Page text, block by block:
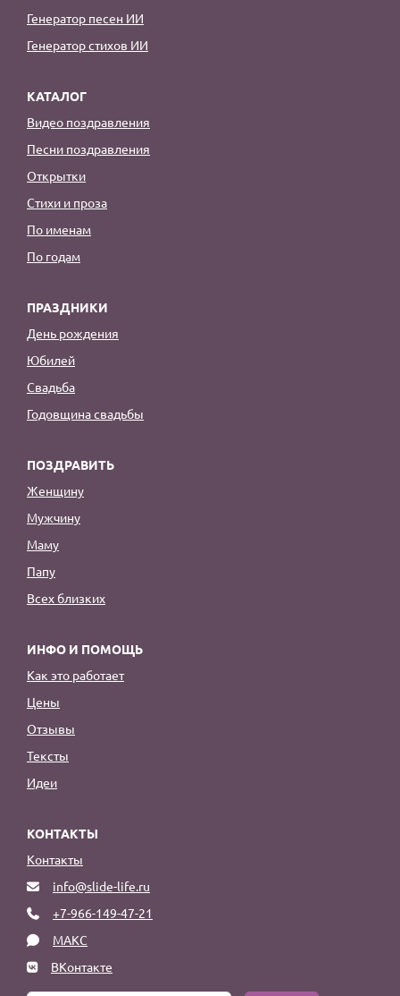
Генератор песен ИИ
Генератор стихов ИИ
КАТАЛОГ
Видео поздравления
Песни поздравления
Открытки
Стихи и проза
По именам
По годам
ПРАЗДНИКИ
День рождения
Юбилей
Свадьба
Годовщина свадьбы
ПОЗДРАВИТЬ
Женщину
Мужчину
Маму
Папу
Всех близких
ИНФО И ПОМОЩЬ
Как это работает
Цены
Отзывы
Тексты
Идеи
КОНТАКТЫ
Контакты
info@slide-life.ru
+7-966-149-47-21
МАКС
ВКонтакте